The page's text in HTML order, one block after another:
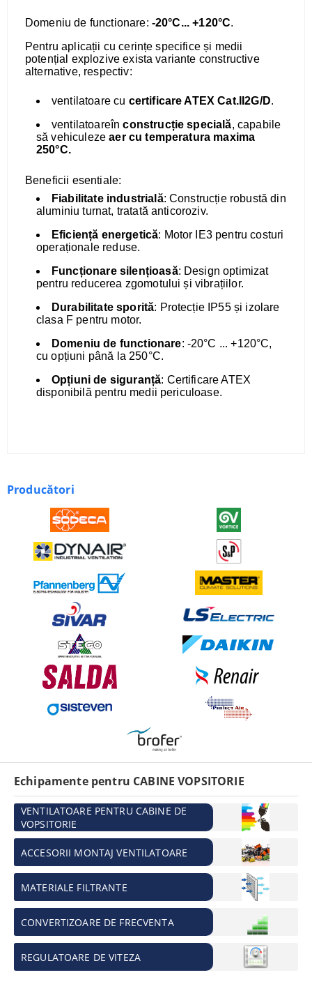
Domeniu de functionare: -20°C... +120°C.
Pentru aplicații cu cerințe specifice și medii
potențial explozive exista variante constructive
alternative, respectiv:
ventilatoare cu certificare ATEX Cat.II2G/D.
ventilatoareînconstrucție specială, capabile
să vehiculezeaer cu temperatura maxima
250°C.
Beneficii esentiale:
Fiabilitate industrială: Construcție robustă din
aluminiu turnat, tratată anticoroziv.
Eficiență energetică: Motor IE3 pentru costuri
operaționale reduse.
Funcționare silențioasă: Design optimizat
pentru reducerea zgomotului și vibrațiilor.
Durabilitate sporită: Protecție IP55 și izolare
clasa F pentru motor.
Domeniu de functionare: -20°C ... +120°C,
cu opțiuni până la 250°C.
Opțiuni de siguranță: Certificare ATEX
disponibilă pentru medii periculoase.
Producători
Echipamente pentru CABINE VOPSITORIE
VENTILATOARE PENTRU CABINE DE
VOPSITORIE
ACCESORII MONTAJ VENTILATOARE
MATERIALE FILTRANTE
CONVERTIZOARE DE FRECVENTA
REGULATOARE DE VITEZA